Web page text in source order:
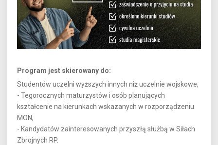
Program jest skierowany do:
Studentów uczelni wyższych innych niż uczelnie wojskowe,
- Tegorocznych maturzystów i osób planujących
kształcenie na kierunkach wskazanych w rozporządzeniu
MON,
- Kandydatów zainteresowanych przyszłą służbą w Siłach
Zbrojnych RP.